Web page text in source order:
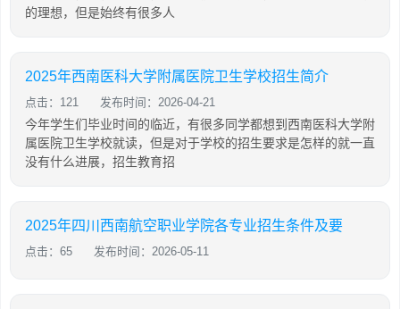
的理想，但是始终有很多人
2025年西南医科大学附属医院卫生学校招生简介
点击：121 发布时间：2026-04-21
今年学生们毕业时间的临近，有很多同学都想到西南医科大学附
属医院卫生学校就读，但是对于学校的招生要求是怎样的就一直
没有什么进展，招生教育招
2025年四川西南航空职业学院各专业招生条件及要
点击：65 发布时间：2026-05-11